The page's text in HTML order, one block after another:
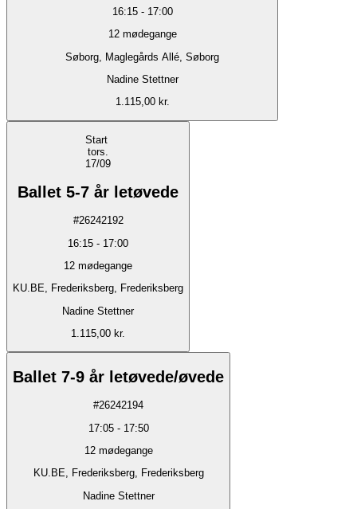
16:15- 17:00
12 mødegange
Søborg, Maglegårds Allé, Søborg
Nadine Stettner
1.115,00 kr.
Start
tors.
17/09
Ballet 5-7 år letøvede
#26242192
16:15 - 17:00
12 mødegange
KU.BE, Frederiksberg, Frederiksberg
Nadine Stettner
1.115,00 kr.
Ballet 7-9 år letøvede/øvede
#26242194
17:05- 17:50
12 mødegange
KU.BE, Frederiksberg, Frederiksberg
Nadine Stettner